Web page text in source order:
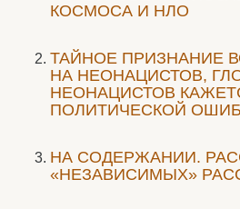
КОСМОСА И НЛО
ТАЙНОЕ ПРИЗНАНИЕ
НА НЕОНАЦИСТОВ,
НЕОНАЦИСТОВ
ПОЛИТИЧЕСКОЙ
НА СОДЕРЖАНИИ.
«НЕЗАВИСИМЫХ»